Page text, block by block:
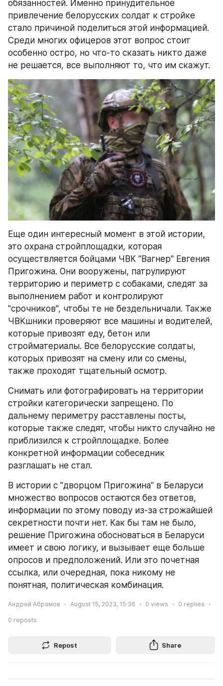
обязанностей. Именно принудительное
привлечение белорусских солдат к стройке
стало причиной поделиться этой информацией.
Среди многих офицеров этот вопрос стоит
особенно остро, но что-то сказать никто даже
не решается, все выполняют то, что им скажут.
Еще один интересный момент в этой истории,
это охрана стройплощадки, которая
осуществляется бойцами ЧВК "Вагнер" Евгения
Пригожина. Они вооружены, патрулируют
территорию и периметр с собаками, следят за
выполнением работ и контролируют
"срочников", чтобы те не бездельничали. Также
ЧВКшники проверяют все машины и водителей,
которые привозят еду, бетон или
стройматериалы. Все белорусские солдаты,
которых привозят на смену или со смены,
также проходят тщательный осмотр.
Снимать или фотографировать на территории
стройки категорически запрещено. По
дальнему периметру расставлены посты,
которые также следят, чтобы никто случайно не
приблизился к стройплощадке. Более
конкретной информации собеседник
разглашать не стал.
В истории с "дворцом Пригожина" в Беларуси
множество вопросов остаются без ответов,
информации по этому поводу из-за строжайшей
секретности почти нет. Как бы там не было,
решение Пригожина обосноваться в Беларуси
имеет и свою логику, и вызывает еще больше
опросов и предположений. Или это почетная
ссылка, или очередная, пока никому не
понятная, политическая комбинация.
Андрей Абрамов August 15, 2023, 15:36 0 views 0 replies
0 reposts
Repost Share